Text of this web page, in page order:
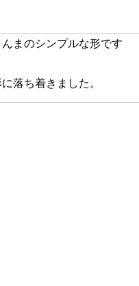
まのシンプルな形です
落ち着きました。